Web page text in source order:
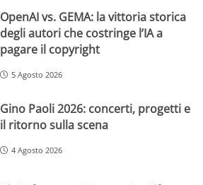
OpenAI vs. GEMA: la vittoria storica
degli autori che costringe l’IA a
pagare il copyright
5 Agosto 2026
Gino Paoli 2026: concerti, progetti e
il ritorno sulla scena
4 Agosto 2026